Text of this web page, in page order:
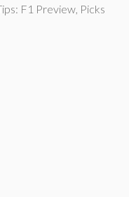
F1 Preview, Picks